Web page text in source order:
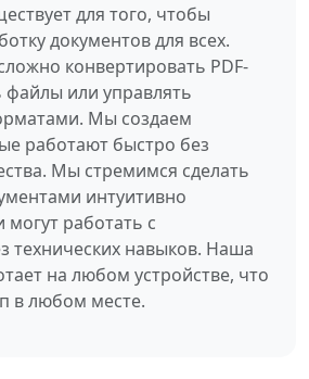
для того, чтобы
документов для всех.
конвертировать PDF-
или управлять
Мы создаем
работают быстро без
Мы стремимся сделать
интуитивно
работать с
технических навыков. Наша
на любом устройстве, что
в любом месте.